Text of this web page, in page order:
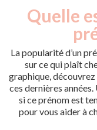
Quelle
La popularité d’un
sur ce qui plaît
graphique,
ces dernières
si ce prénom est
pour vous aider à
Année
Nouveaux-
nés
1990
3
1994
6
1995
3
1996
3
1997
3
1998
3